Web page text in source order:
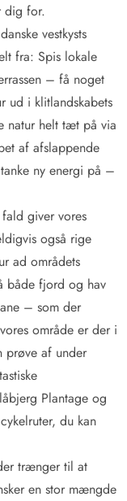
dig for.
vestkysts
fra: Spis lokale
– få noget
ud i klitlandskabets
natur helt tæt på via
af afslappende
ny energi på –
giver vores
også rige
ad områdets
både fjord og hav
– som der
område er der i
prøve af under
Plantage og
du kan
trænger til at
en stor mængde